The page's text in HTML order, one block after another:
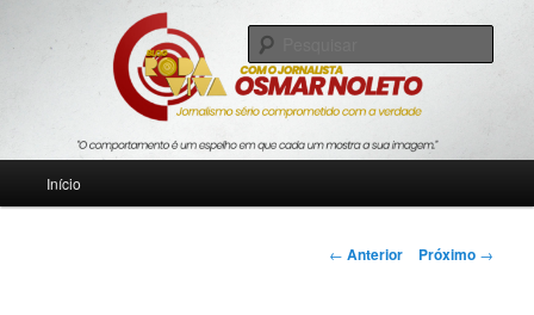
Blog Roda Viva
Jornalismo sério comprometido com a verdade
Início
Navegação
← Anterior Próximo →